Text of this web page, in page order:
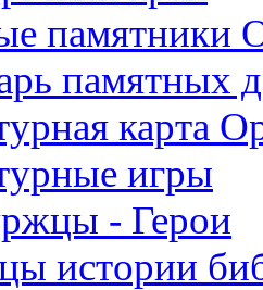
памятники
памятных
карта
игры
- Герои
истории